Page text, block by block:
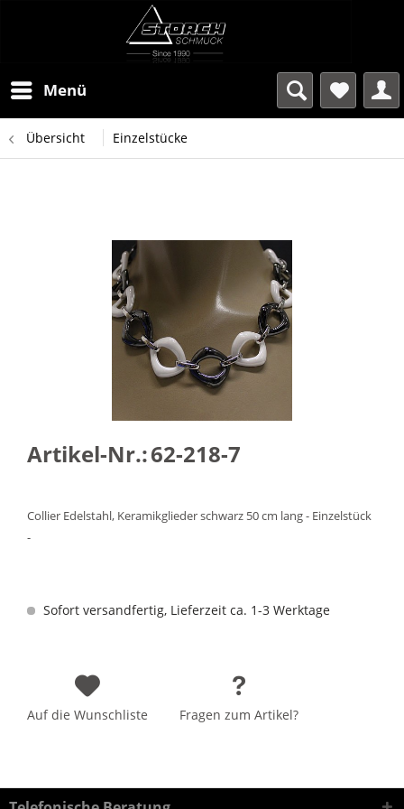
Menü
Übersicht Einzelstücke
Artikel-Nr.:62-218-7
Collier Edelstahl, Keramikglieder schwarz 50 cm lang - Einzelstück
-
Sofort versandfertig, Lieferzeit ca. 1-3 Werktage
Auf die Wunschliste Fragen zum Artikel?